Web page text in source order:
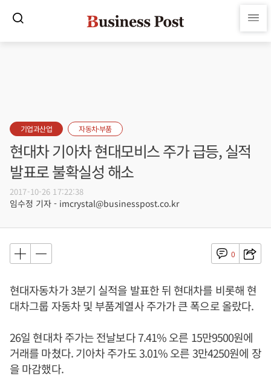
기업과산업 자동차·부품
현대차 기아차 현대모비스 주가 급등, 실적
발표로 불확실성 해소
2017-10-26 17:22:38
임수정 기자 - imcrystal@businesspost.co.kr
0
현대자동차가 3분기 실적을 발표한 뒤 현대차를 비롯해 현
대차그룹 자동차 및 부품계열사 주가가 큰 폭으로 올랐다.
26일 현대차 주가는 전날보다 7.41% 오른 15만9500원에
거래를 마쳤다. 기아차 주가도 3.01% 오른 3만4250원에 장
을 마감했다.